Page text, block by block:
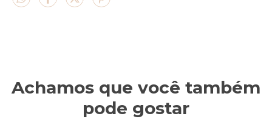
Achamos que você também
pode gostar